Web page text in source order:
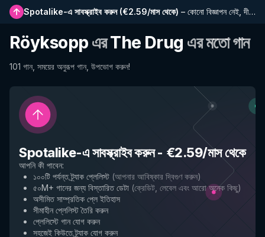
Spotalike-এ সাবস্ক্রাইব করুন(€2.59/মাস থেকে) – কোনো বিজ্ঞাপন নেই, দীর্ঘতর প্লেলিস্ট, সম্পূর্ণ ইতিহাস এবং নতুন বৈশিষ্ট্যে প্রাথমিক প্রবেশাধিকার
Röyksopp এরThe Drug এর মতো গান
101 গান, সময়ের অনুরূপ গান, উপভোগ করুন!
Spotalike-এ সাবস্ক্রাইব করুন- €2.59/মাস থেকে
আপনি কী পাবেন:
১০০টি পর্যন্ত ট্র্যাক প্লেলিস্ট (আপনার আবিষ্কার দ্বিগুণ করুন)
৫০M+ গানের জন্য বিস্তারিত ডেটা (ক্রেডিট, লেবেল এবং আরো অনেক কিছু)
অসীমিত সাম্প্রতিক প্লে ইতিহাস
সীমাহীন প্লেলিস্ট তৈরি করুন
প্লেলিস্টে গান যোগ করুন
সহজেই কিউতে ট্র্যাক যোগ করুন